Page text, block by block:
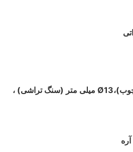
ظرفیت حفاری Ø25mm (چوب)،Ø13 میلی متر (سنگ تراشی) ،
آره